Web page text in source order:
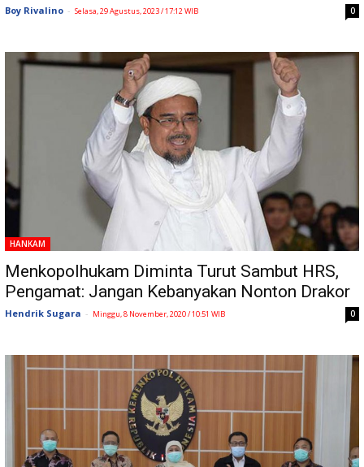
Boy Rivalino - Selasa, 29 Agustus, 2023 / 17:12 WIB 0
HANKAM
Menkopolhukam Diminta Turut Sambut HRS,
Pengamat: Jangan Kebanyakan Nonton Drakor
Hendrik Sugara - Minggu, 8 November, 2020 / 10:51 WIB 0